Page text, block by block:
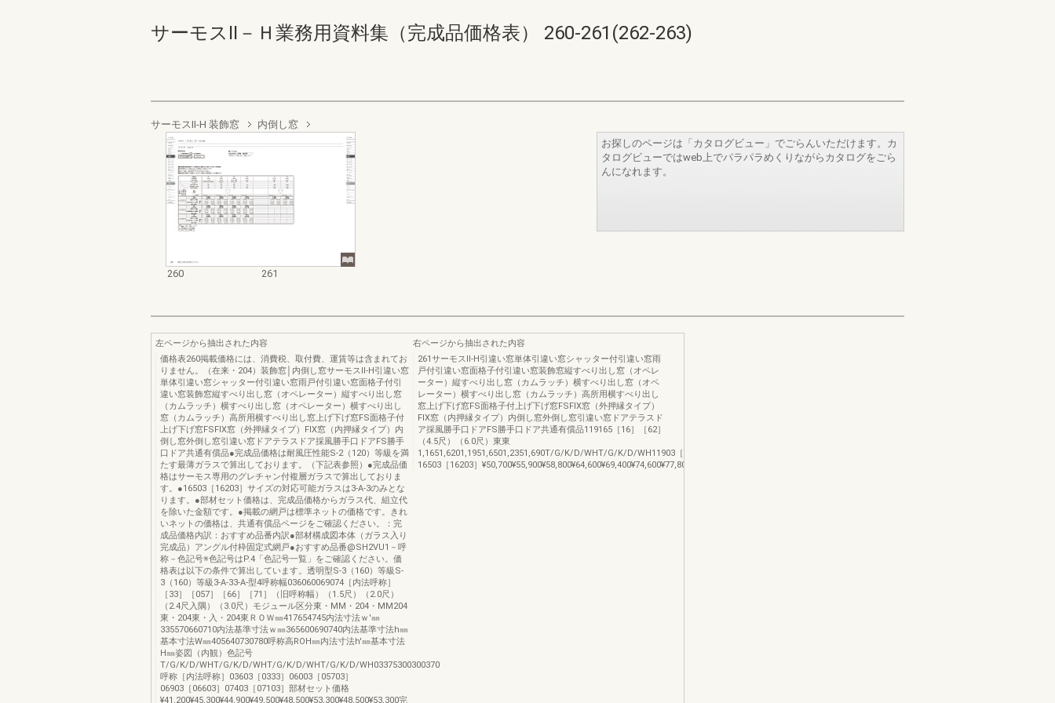
サーモスⅡ－Ｈ業務用資料集（完成品価格表） 260-261(262-263)
サーモスII-H 装飾窓 内倒し窓
260 261
お探しのページは「カタログビュー」でごらんいただけます。カ
タログビューではweb上でパラパラめくりながらカタログをごら
んになれます。
左ページから抽出された内容
価格表260掲載価格には、消費税、取付費、運賃等は含まれてお
りません。（在来・204）装飾窓│内倒し窓サーモスⅡ-H引違い窓
単体引違い窓シャッター付引違い窓雨戸付引違い窓面格子付引
違い窓装飾窓縦すべり出し窓（オペレーター）縦すべり出し窓
（カムラッチ）横すべり出し窓（オペレーター）横すべり出し
窓（カムラッチ）高所用横すべり出し窓上げ下げ窓FS面格子付
上げ下げ窓FSFIX窓（外押縁タイプ）FIX窓（内押縁タイプ）内
倒し窓外倒し窓引違い窓ドアテラスドア採風勝手口ドアFS勝手
口ドア共通有償品●完成品価格は耐風圧性能S-2（120）等級を満
たす最薄ガラスで算出しております。（下記表参照）●完成品価
格はサーモス専用のグレチャン付複層ガラスで算出しておりま
す。●16503［16203］サイズの対応可能ガラスは3-A-3のみとな
ります。●部材セット価格は、完成品価格からガラス代、組立代
を除いた金額です。●掲載の網戸は標準ネットの価格です。きれ
いネットの価格は、共通有償品ページをご確認ください。：完
成品価格内訳：おすすめ品番内訳●部材構成図本体（ガラス入り
完成品）アングル付枠固定式網戸●おすすめ品番@SH2VU1－呼
称－色記号※色記号はP.4「色記号一覧」をご確認ください。価
格表は以下の条件で算出しています。透明型S-3（160）等級S-
3（160）等級3-A-33-A-型4呼称幅036060069074［内法呼称］
［33］［057］［66］［71］（旧呼称幅）（1.5尺）（2.0尺）
（2.4尺入隅）（3.0尺）モジュール区分東・MM・204・MM204
東・204東・入・204東ＲＯＷ㎜417654745内法寸法ｗ'㎜
335570660710内法基準寸法ｗ㎜365600690740内法基準寸法h㎜
基本寸法W㎜405640730780呼称高ROH㎜内法寸法h'㎜基本寸法
H㎜姿図（内観）色記号
T/G/K/D/WHT/G/K/D/WHT/G/K/D/WHT/G/K/D/WH03375300300370
呼称［内法呼称］03603［0333］06003［05703］
06903［06603］07403［07103］部材セット価格
¥41,200¥45,300¥44,900¥49,500¥48,500¥53,300¥48,500¥53,300完
右ページから抽出された内容
261サーモスⅡ-H引違い窓単体引違い窓シャッター付引違い窓雨
戸付引違い窓面格子付引違い窓装飾窓縦すべり出し窓（オペレ
ーター）縦すべり出し窓（カムラッチ）横すべり出し窓（オペ
レーター）横すべり出し窓（カムラッチ）高所用横すべり出し
窓上げ下げ窓FS面格子付上げ下げ窓FSFIX窓（外押縁タイプ）
FIX窓（内押縁タイプ）内倒し窓外倒し窓引違い窓ドアテラスド
ア採風勝手口ドアFS勝手口ドア共通有償品119165［16］［62］
（4.5尺）（6.0尺）東東
1,1651,6201,1951,6501,2351,690T/G/K/D/WHT/G/K/D/WH11903［11603］
16503［16203］¥50,700¥55,900¥58,800¥64,600¥69,400¥74,600¥77,800¥83,600¥69,400¥74,600¥77,800¥83,600¥10,100¥10,600¥12,000¥12,600